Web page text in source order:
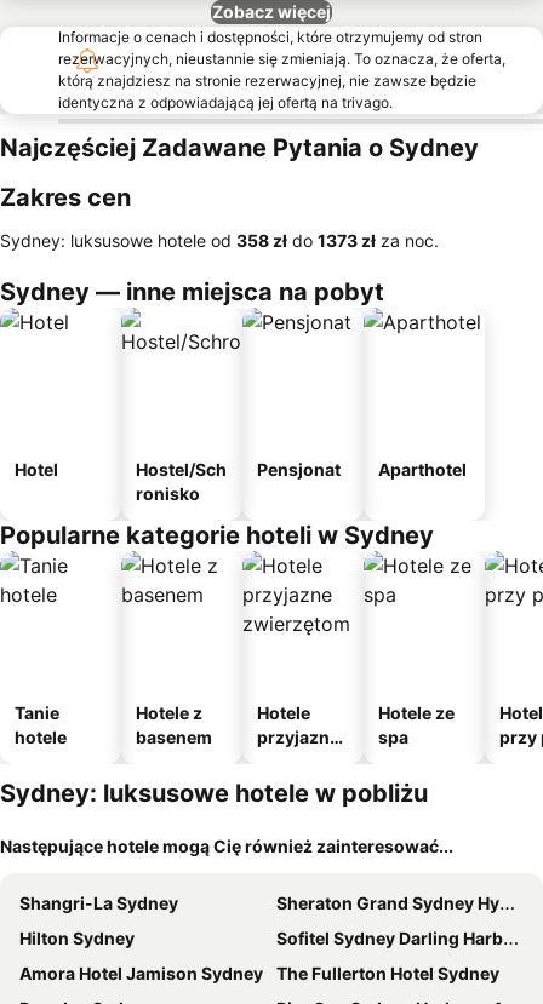
Zobacz więcej
Informacje o cenach i dostępności, które otrzymujemy od stron
rezerwacyjnych, nieustannie się zmieniają. To oznacza, że oferta,
którą znajdziesz na stronie rezerwacyjnej, nie zawsze będzie
identyczna z odpowiadającą jej ofertą na trivago.
Najczęściej Zadawane Pytania o Sydney
Zakres cen
Sydney: luksusowe hotele od ‎358 zł do ‎1373 zł za noc.
Sydney — inne miejsca na pobyt
Hotel
Hostel/Sch
ronisko
Pensjonat Aparthotel
Popularne kategorie hoteli w Sydney
Tanie
hotele
Hotele z
basenem
Hotele
przyjazne
m
Hotele ze
spa
przy
Sydney: luksusowe hotele w pobliżu
Następujące hotele mogą Cię również zainteresować...
Shangri-La Sydney
Sheraton Grand Sydney Hyde Park
Hilton Sydney
Sofitel Sydney Darling Harbour
Amora Hotel Jamison Sydney
The Fullerton Hotel Sydney